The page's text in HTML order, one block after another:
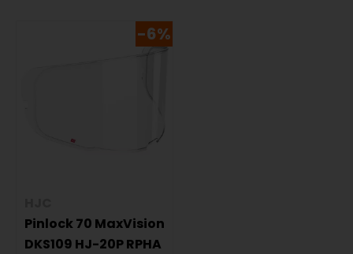
-6%
Pinlock 70 MaxVision
DKS109 HJ-20P RPHA